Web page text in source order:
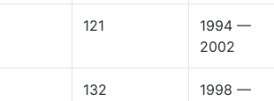
121
1994 —
2002
132
1998 —